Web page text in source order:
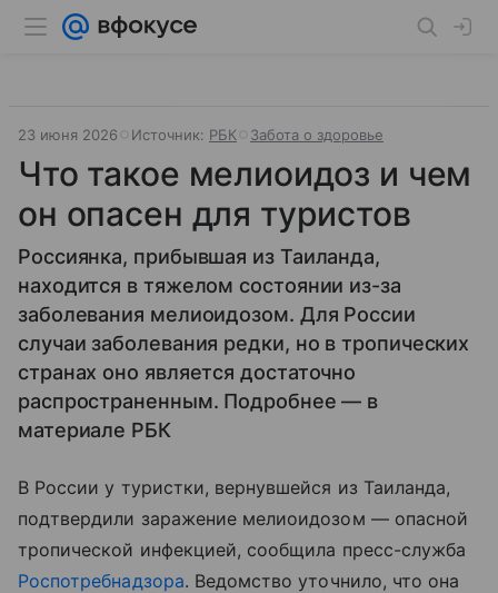
23 июня 2026 Источник: РБК Забота о здоровье
Что такое мелиоидоз и чем
он опасен для туристов
Россиянка, прибывшая из Таиланда,
находится в тяжелом состоянии из-за
заболевания мелиоидозом. Для России
случаи заболевания редки, но в тропических
странах оно является достаточно
распространенным. Подробнее — в
материале РБК
В России у туристки, вернувшейся из Таиланда,
подтвердили заражение мелиоидозом — опасной
тропической инфекцией, сообщила пресс-служба
Роспотребнадзора. Ведомство уточнило, что она